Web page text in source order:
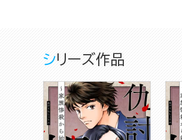
シリーズ作品